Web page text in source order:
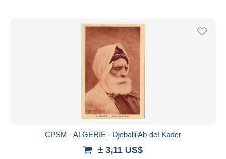
CPSM - ALGERIE - Djeballi Ab-del-Kader
± 3,11 US$